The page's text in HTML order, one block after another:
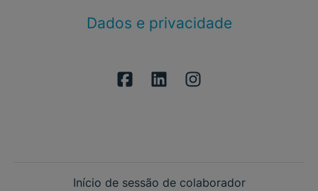
Dados e privacidade
Início de sessão de colaborador